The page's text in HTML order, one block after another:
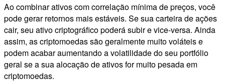
Ao combinar ativos com correlação mínima de preços, você
pode gerar retornos mais estáveis. Se sua carteira de ações
cair, seu ativo criptográfico poderá subir e vice-versa. Ainda
assim, as criptomoedas são geralmente muito voláteis e
podem acabar aumentando a volatilidade do seu portfólio
geral se a sua alocação de ativos for muito pesada em
criptomoedas.